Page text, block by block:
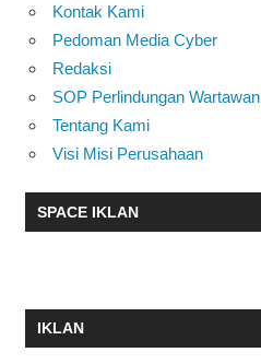
Kontak Kami
Pedoman Media Cyber
Redaksi
SOP Perlindungan Wartawan
Tentang Kami
Visi Misi Perusahaan
SPACE IKLAN
IKLAN